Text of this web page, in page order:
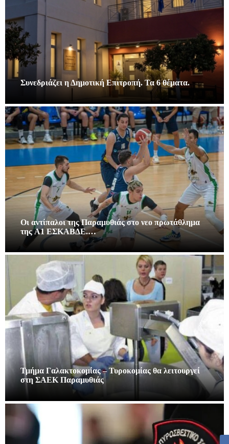
Συνεδριάζει η Δημοτική Επιτροπή. Τα 6 θέματα.
Οι αντίπαλοι της Παραμυθιάς στο νεο πρωτάθλημα
της A1 ΕΣΚΑΒΔΕ.…
Τμήμα Γαλακτοκομίας – Τυροκομίας θα λειτουργεί
στη ΣΑΕΚ Παραμυθιάς